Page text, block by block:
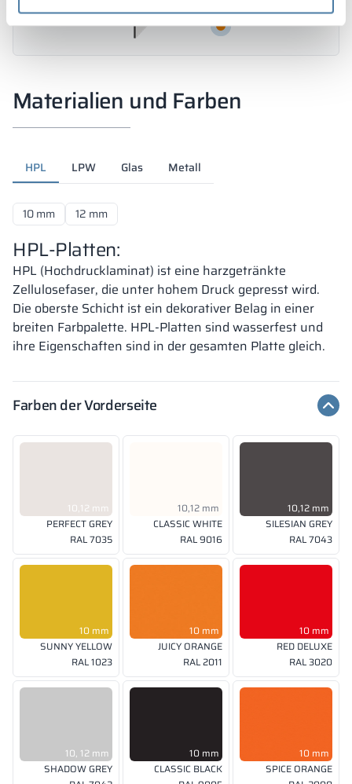
Materialien und Farben
HPL LPW Glas Metall
10 mm 12 mm
HPL-Platten:
HPL (Hochdrucklaminat) ist eine harzgetränkte
Zellulosefaser, die unter hohem Druck gepresst wird.
Die oberste Schicht ist ein dekorativer Belag in einer
breiten Farbpalette. HPL-Platten sind wasserfest und
ihre Eigenschaften sind in der gesamten Platte gleich.
Farben der Vorderseite
10,12 mm
PERFECT GREY
RAL 7035
10,12 mm
CLASSIC WHITE
RAL 9016
10,12 mm
SILESIAN GREY
RAL 7043
10 mm
SUNNY YELLOW
RAL 1023
10 mm
JUICY ORANGE
RAL 2011
10 mm
RED DELUXE
RAL 3020
10, 12 mm
SHADOW GREY
10 mm
CLASSIC BLACK
10 mm
SPICE ORANGE